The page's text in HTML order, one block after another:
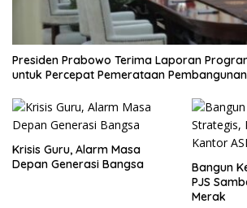
Presiden Prabowo Terima Laporan
untuk Percepat Pemerataan Pembangunan
Krisis Guru, Alarm Masa
Depan Generasi Bangsa
Bangun
PJS
Merak